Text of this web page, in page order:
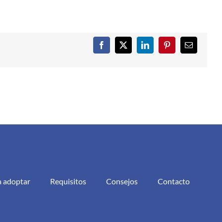
Facebook
X LinkedInPinterestCorreo
electrónico
adoptar Requisitos Consejos Contacto